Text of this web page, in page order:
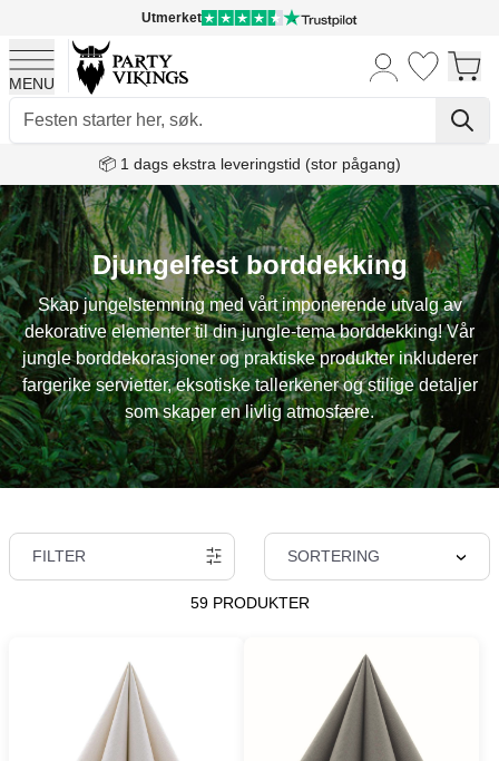
Utmerket
MENU
📦 1 dags ekstra leveringstid (stor pågang)
Skip to Content
Djungelfest borddekking
Skap jungelstemning med vårt imponerende utvalg av
dekorative elementer til din jungle-tema borddekking! Vår
jungle borddekorasjoner og praktiske produkter inkluderer
fargerike servietter, eksotiske tallerkener og stilige detaljer
som skaper en livlig atmosfære.
FILTER SORTERING
59 PRODUKTER